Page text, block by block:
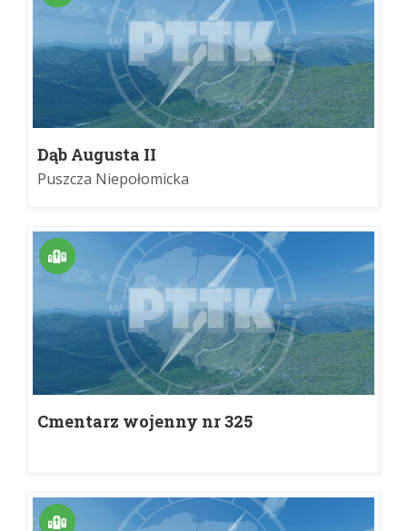
Dąb Augusta II
Puszcza Niepołomicka
Cmentarz wojenny nr 325